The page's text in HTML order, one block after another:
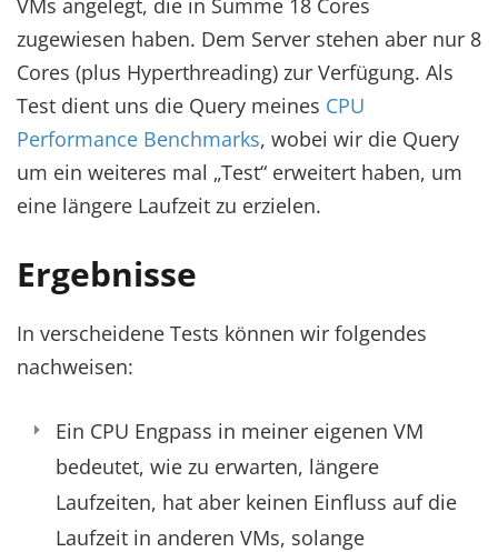
VMs angelegt, die in Summe 18 Cores
zugewiesen haben. Dem Server stehen aber nur 8
Cores (plus Hyperthreading) zur Verfügung. Als
Test dient uns die Query meines CPU
Performance Benchmarks, wobei wir die Query
um ein weiteres mal „Test“ erweitert haben, um
eine längere Laufzeit zu erzielen.
Ergebnisse
In verscheidene Tests können wir folgendes
nachweisen:
Ein CPU Engpass in meiner eigenen VM
bedeutet, wie zu erwarten, längere
Laufzeiten, hat aber keinen Einfluss auf die
Laufzeit in anderen VMs, solange